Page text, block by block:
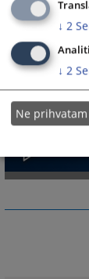
↓ 2
↓ 2
Ne prihvatam